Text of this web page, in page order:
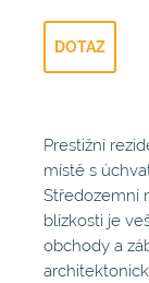
DOTAZ
Prestižní
místě s
Středozemní
blízkosti je
obchody a